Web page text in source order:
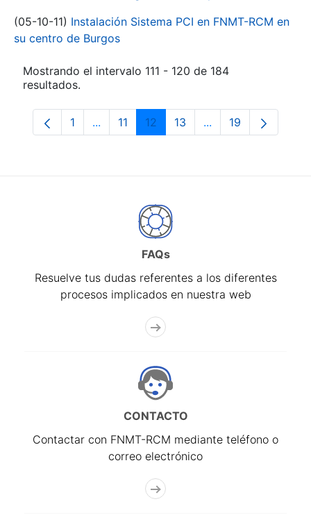
(05-10-11) Instalación Sistema PCI en FNMT-RCM en
su centro de Burgos
Mostrando el intervalo 111 - 120 de 184
resultados.
Página
1 ...Páginas intermedias Use TAB para
Página
11 Página
12 Página
13 ...PáginasPágina
19
FAQs
Resuelve tus dudas referentes a los diferentes
procesos implicados en nuestra web
CONTACTO
Contactar con FNMT-RCM mediante teléfono o
correo electrónico